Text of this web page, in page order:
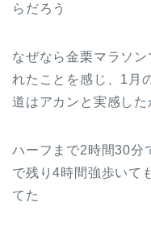
らだろう
なぜなら金栗マラソ
れたことを感じ、1月
道はアカンと実感した
ハーフまで2時間30分
で残り4時間強歩いて
てた